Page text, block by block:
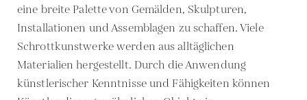
eine breite Palette von Gemälden, Skulpturen,
Installationen und Assemblagen zu schaffen. Viele
Schrottkunstwerke werden aus alltäglichen
Materialien hergestellt. Durch die Anwendung
künstlerischer Kenntnisse und Fähigkeiten können